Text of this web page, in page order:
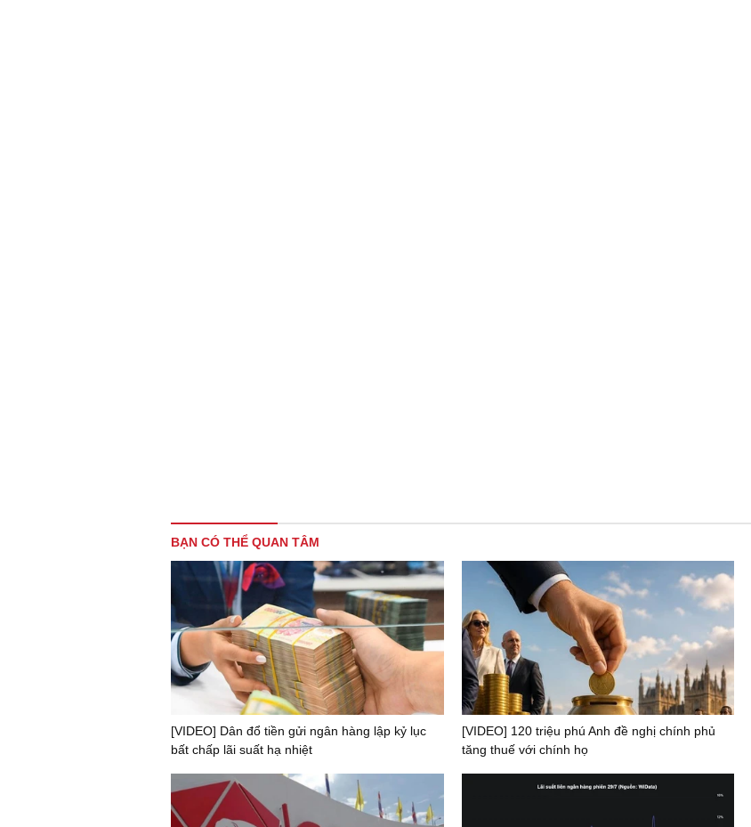
BẠN CÓ THỂ QUAN TÂM
[VIDEO] Dân đổ tiền gửi ngân hàng lập kỷ lục
bất chấp lãi suất hạ nhiệt
[VIDEO] 120 triệu phú Anh đề nghị chính phủ
tăng thuế với chính họ